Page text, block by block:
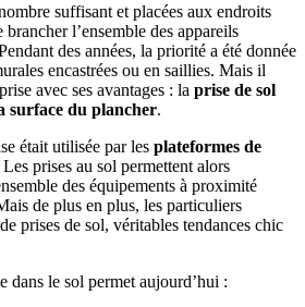
suffisant et placées aux endroits
l’ensemble des appareils
des années, la priorité a été donnée
encastrées ou en saillies. Mais il
avec ses avantages : la prise de sol
surface du plancher.
était utilisée par les plateformes de
Les prises au sol permettent alors
des équipements à proximité
de plus en plus, les particuliers
prises de sol, véritables tendances chic
dans le sol permet aujourd’hui :